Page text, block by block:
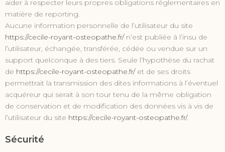
aider à respecter leurs propres obligations réglementaires en
matière de reporting.
Aucune information personnelle de l’utilisateur du site
https://cecile-royant-osteopathe.fr/n’est publiée à l’insu de
l’utilisateur, échangée, transférée, cédée ou vendue sur un
support quelconque à des tiers. Seule l’hypothèse du rachat
de https://cecile-royant-osteopathe.fr/et de ses droits
permettrait la transmission des dites informations à l’éventuel
acquéreur qui serait à son tour tenu de la même obligation
de conservation et de modification des données vis à vis de
l’utilisateur du site https://cecile-royant-osteopathe.fr/.
Sécurité